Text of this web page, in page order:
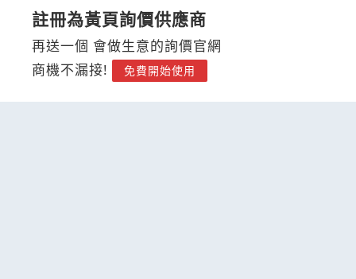
註冊為黃頁詢價供應商
再送一個 會做生意的詢價官網
商機不漏接!
免費開始使用